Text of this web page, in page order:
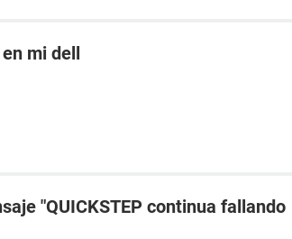
mi dell
"QUICKSTEP continua fallando